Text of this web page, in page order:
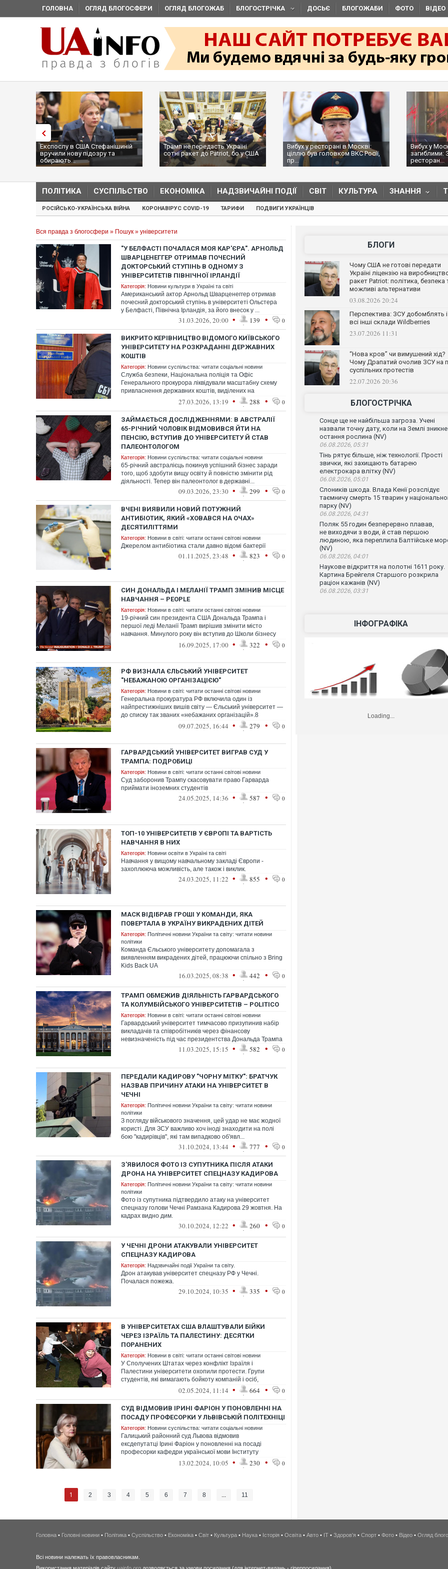
ГОЛОВНА ОГЛЯД БЛОГОСФЕРИ ОГЛЯД БЛОГОЖАБ БЛОГОСТРІЧКА ДОСЬЄ БЛОГОЖАБИ ФОТО ВІДЕО
Експослу в США Стефанішиній
вручили нову підозру та
обирають...
Трамп не передасть Україні
сотні ракет до Patriot, бо у США
...
Вибух у ресторані в Москві:
ціллю був головком ВКС Росії,
пр...
Вибух у
загиблими:
ресторан...
ПОЛІТИКА СУСПІЛЬСТВО ЕКОНОМІКА НАДЗВИЧАЙНІ ПОДІЇ СВІТ КУЛЬТУРА ЗНАННЯ
РОСІЙСЬКО-УКРАЇНСЬКА ВІЙНА КОРОНАВІРУС COVID-19 ТАРИФИ ПОДВИГИ УКРАЇНЦІВ
Вся правда з блогосфери » Пошук » університети
"У БЕЛФАСТІ ПОЧАЛАСЯ МОЯ КАР'ЄРА". АРНОЛЬД
ШВАРЦЕНЕГГЕР ОТРИМАВ ПОЧЕСНИЙ
ДОКТОРСЬКИЙ СТУПІНЬ В ОДНОМУ З
УНІВЕРСИТЕТІВ ПІВНІЧНОЇ ІРЛАНДІЇ
Категорія: Новини культури в Україні та світі
Американський актор Арнольд Шварценеггер отримав
почесний докторський ступінь в університеті Ольстера
у Белфасті, Північна Ірландія, за його внесок у ...
31.03.2026, 20:00 • 139 • 0
ВИКРИТО КЕРІВНИЦТВО ВІДОМОГО КИЇВСЬКОГО
УНІВЕРСИТЕТУ НА РОЗКРАДАННІ ДЕРЖАВНИХ
КОШТІВ
Категорія: Новини суспільства: читати соціальні новини
Служба безпеки, Національна поліція та Офіс
Генерального прокурора ліквідували масштабну схему
привласнення державних коштів, виділених на
27.03.2026, 13:19 • 288 • 0
ЗАЙМАЄТЬСЯ ДОСЛІДЖЕННЯМИ: В АВСТРАЛІЇ
65-РІЧНИЙ ЧОЛОВІК ВІДМОВИВСЯ ЙТИ НА
ПЕНСІЮ, ВСТУПИВ ДО УНІВЕРСИТЕТУ Й СТАВ
ПАЛЕОНТОЛОГОМ
Категорія: Новини суспільства: читати соціальні новини
65-річний австралієць покинув успішний бізнес заради
того, щоб здобути вищу освіту й повністю змінити рід
діяльності. Тепер він палеонтолог в державні...
09.03.2026, 23:30 • 299 • 0
ВЧЕНІ ВИЯВИЛИ НОВИЙ ПОТУЖНИЙ
АНТИБІОТИК, ЯКИЙ «ХОВАВСЯ НА ОЧАХ»
ДЕСЯТИЛІТТЯМИ
Категорія: Новини в світі: читати останні світові новини
Джерелом антибіотика стали давно відомі бактерії
01.11.2025, 23:48 • 823 • 0
СИН ДОНАЛЬДА І МЕЛАНІЇ ТРАМП ЗМІНИВ МІСЦЕ
НАВЧАННЯ – PEOPLE
Категорія: Новини в світі: читати останні світові новини
19-річний син президента США Дональда Трампа і
першої леді Меланії Трамп вирішив змінити місто
навчання. Минулого року він вступив до Школи бізнесу
16.09.2025, 17:00 • 322 • 0
РФ ВИЗНАЛА ЄЛЬСЬКИЙ УНІВЕРСИТЕТ
"НЕБАЖАНОЮ ОРГАНІЗАЦІЄЮ"
Категорія: Новини в світі: читати останні світові новини
Генеральна прокуратура РФ включила один із
найпрестижніших вишів світу — Єльський університет —
до списку так званих «небажаних організацій».8
09.07.2025, 16:44 • 279 • 0
ГАРВАРДСЬКИЙ УНІВЕРСИТЕТ ВИГРАВ СУД У
ТРАМПА: ПОДРОБИЦІ
Категорія: Новини в світі: читати останні світові новини
Суд заборонив Трампу скасовувати право Гарварда
приймати іноземних студентів
24.05.2025, 14:36 • 587 • 0
ТОП-10 УНІВЕРСИТЕТІВ У ЄВРОПІ ТА ВАРТІСТЬ
НАВЧАННЯ В НИХ
Категорія: Новини освіти в Україні та світі
Навчання у вищому навчальному закладі Європи -
захоплююча можливість, але також і виклик.
24.03.2025, 11:22 • 855 • 0
МАСК ВІДІБРАВ ГРОШІ У КОМАНДИ, ЯКА
ПОВЕРТАЛА В УКРАЇНУ ВИКРАДЕНИХ ДІТЕЙ
Категорія: Політичні новини України та світу: читати новини
політики
Команда Єльського університету допомагала з
виявленням викрадених дітей, працюючи спільно з Bring
Kids Back UA
16.03.2025, 08:38 • 442 • 0
ТРАМП ОБМЕЖИВ ДІЯЛЬНІСТЬ ГАРВАРДСЬКОГО
ТА КОЛУМБІЙСЬКОГО УНІВЕРСИТЕТІВ – POLITICO
Категорія: Новини в світі: читати останні світові новини
Гарвардський університет тимчасово призупинив набір
викладачів та співробітників через фінансову
невизначеність під час президентства Дональда Трампа
11.03.2025, 15:15 • 582 • 0
ПЕРЕДАЛИ КАДИРОВУ "ЧОРНУ МІТКУ": БРАТЧУК
НАЗВАВ ПРИЧИНУ АТАКИ НА УНІВЕРСИТЕТ В
ЧЕЧНІ
Категорія: Політичні новини України та світу: читати новини
політики
З погляду військового значення, цей удар не має жодної
користі. Для ЗСУ важливо хоч іноді знаходити на полі
бою "кадирівців", які там випадково об'явл...
31.10.2024, 13:44 • 777 • 0
З'ЯВИЛОСЯ ФОТО ІЗ СУПУТНИКА ПІСЛЯ АТАКИ
ДРОНА НА УНІВЕРСИТЕТ СПЕЦНАЗУ КАДИРОВА
Категорія: Політичні новини України та світу: читати новини
політики
Фото із супутника підтвердило атаку на університет
спецназу голови Чечні Рамзана Кадирова 29 жовтня. На
кадрах видно дим.
30.10.2024, 12:22 • 260 • 0
У ЧЕЧНІ ДРОНИ АТАКУВАЛИ УНІВЕРСИТЕТ
СПЕЦНАЗУ КАДИРОВА
Категорія: Надзвичайні події України та світу.
Дрон атакував університет спецназу РФ у Чечні.
Почалася пожежа.
29.10.2024, 10:35 • 335 • 0
В УНІВЕРСИТЕТАХ США ВЛАШТУВАЛИ БІЙКИ
ЧЕРЕЗ ІЗРАЇЛЬ ТА ПАЛЕСТИНУ: ДЕСЯТКИ
ПОРАНЕНИХ
Категорія: Новини в світі: читати останні світові новини
У Сполучених Штатах через конфлікт Ізраїля і
Палестини університети охопили протести. Групи
студентів, які вимагають бойкоту компаній і осіб,
02.05.2024, 11:14 • 664 • 0
СУД ВІДМОВИВ ІРИНІ ФАРІОН У ПОНОВЛЕННІ НА
ПОСАДУ ПРОФЕСОРКИ У ЛЬВІВСЬКІЙ ПОЛІТЕХНІЦІ
Категорія: Новини суспільства: читати соціальні новини
Галицький районний суд Львова відмовив
ексдепутатці Ірині Фаріон у поновленні на посаді
професорки кафедри української мови Інституту
13.02.2024, 10:05 • 230 • 0
1 2 3 4 5 6 7 8 ... 11
БЛОГИ
Чому США не готові передати
Україні ліцензію на
ракет Patriot: політика, безпека
можливі альтернативи
03.08.2026 20:24
Перспектива: ЗСУ добомблять і
всі інші склади Wildberries
23.07.2026 11:31
“Нова кров” чи вимушений хід?
Чому Драпатий очолив ЗСУ на
суспільних протестів
22.07.2026 20:36
БЛОГОСТРІЧКА
Сонце ще не найбільша загроза. Учені
назвали точну дату, коли на Землі зникне
остання рослина (NV)
06.08.2026, 05:31
Тінь рятує більше, ніж технології. Прості
звички, які захищають батарею
електрокара влітку (NV)
06.08.2026, 05:01
Слоників шкода. Влада Кенії розслідує
таємничу смерть 15 тварин у
парку (NV)
06.08.2026, 04:31
Поляк 55 годин безперервно плавав,
не виходячи з води, й став першою
людиною, яка переплила Балтійське
(NV)
06.08.2026, 04:01
Наукове відкриття на полотні 1611 року.
Картина Брейгеля Старшого розкрила
раціон кажанів (NV)
06.08.2026, 03:31
ІНФОГРАФІКА
Loading...
Українські надзвичайники
під час ліквідації
Неймар влаштував
Головна • Головні новини • Політика • Суспільство • Економіка • Світ • Культура • Наука • Історія • Освіта • Авто • IT • Здоров'я • Спорт • Фото • Відео • Огляд
Всі новини належать їх правовласникам.